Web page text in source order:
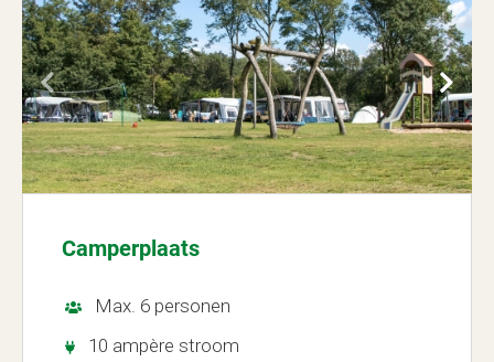
Camperplaats
Max. 6 personen
10 ampère stroom